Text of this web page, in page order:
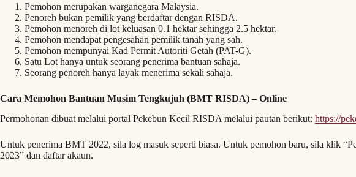
Pemohon merupakan warganegara Malaysia.
Penoreh bukan pemilik yang berdaftar dengan RISDA.
Pemohon menoreh di lot keluasan 0.1 hektar sehingga 2.5 hektar.
Pemohon mendapat pengesahan pemilik tanah yang sah.
Pemohon mempunyai Kad Permit Autoriti Getah (PAT-G).
Satu Lot hanya untuk seorang penerima bantuan sahaja.
Seorang penoreh hanya layak menerima sekali sahaja.
Cara Memohon Bantuan Musim Tengkujuh (BMT RISDA) – Online
Permohonan dibuat melalui portal Pekebun Kecil RISDA melalui pautan berikut: https://
Untuk penerima BMT 2022, sila log masuk seperti biasa. Untuk pemohon baru, sila klik
2023” dan daftar akaun.